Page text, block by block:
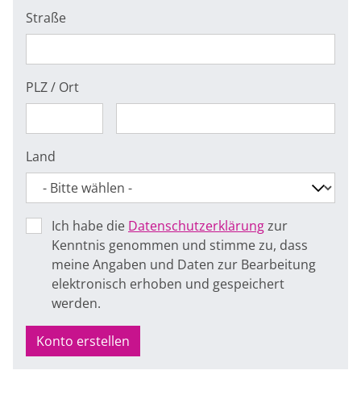
Straße
PLZ / Ort
Land
Ich habe die Datenschutzerklärungzur
Kenntnis genommen und stimme zu, dass
meine Angaben und Daten zur Bearbeitung
elektronisch erhoben und gespeichert
werden.
Konto erstellen